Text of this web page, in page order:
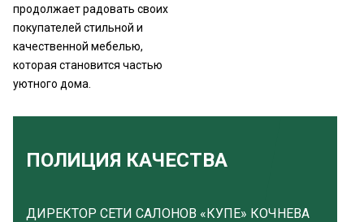
продолжает радовать своих
покупателей стильной и
качественной мебелью,
которая становится частью
уютного дома.
ПОЛИЦИЯ КАЧЕСТВА
ДИРЕКТОР СЕТИ САЛОНОВ «КУПЕ» КОЧНЕВА